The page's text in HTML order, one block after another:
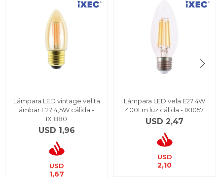
Lámpara LED vintage velita
ámbar E27 4,5W cálida -
IX1880
USD 1,96
USD
1,67
Lámpara LED vela E27 4W
400Lm luz cálida - IX1057
USD 2,47
USD
2,10